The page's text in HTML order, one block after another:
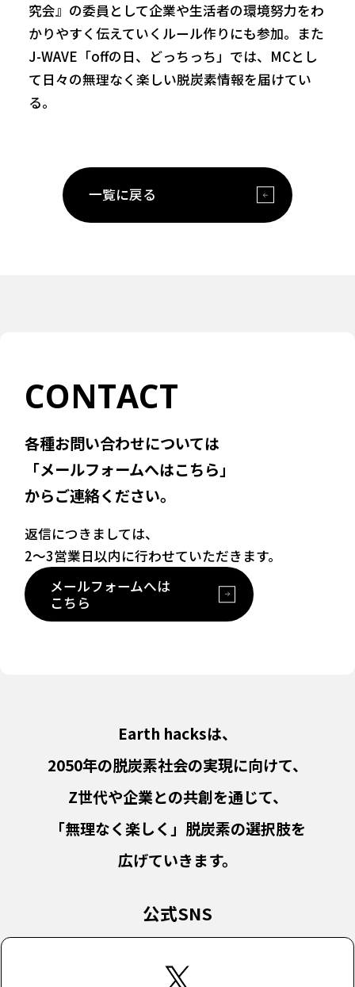
究会』の委員として企業や生活者の環境努力をわ
かりやすく伝えていくルール作りにも参加。また
J-WAVE「offの日、どっちっち」では、MCとし
て日々の無理なく楽しい脱炭素情報を届けてい
る。
一覧に戻る
CONTACT
各種お問い合わせについては
「メールフォームへはこちら」
からご連絡ください。
返信につきましては、
2〜3営業日以内に行わせていただきます。
メールフォームへは
こちら
Earth hacksは、
2050年の脱炭素社会の実現に向けて、
Z世代や企業との共創を通じて、
「無理なく楽しく」脱炭素の選択肢を
広げていきます。
公式SNS